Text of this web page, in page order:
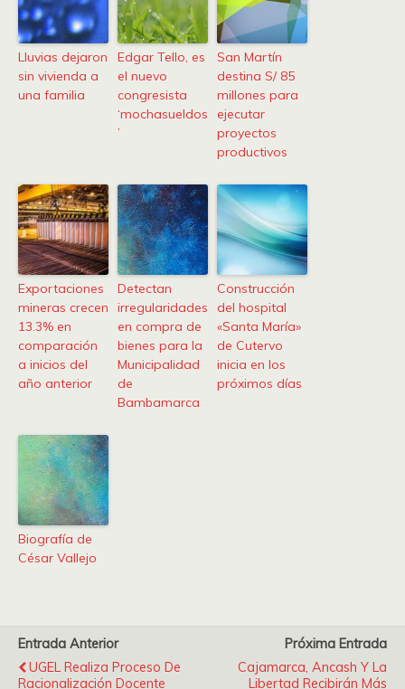
Lluvias dejaron
sin vivienda a
una familia
Edgar Tello, es
el nuevo
congresista
‘mochasueldos
’
San Martín
destina S/ 85
millones para
ejecutar
proyectos
productivos
Exportaciones
mineras crecen
13.3% en
comparación
a inicios del
año anterior
Detectan
irregularidades
en compra de
bienes para la
Municipalidad
de
Bambamarca
Construcción
del hospital
«Santa María»
de Cutervo
inicia en los
próximos días
Biografía de
César Vallejo
Entrada Anterior
UGEL Realiza Proceso De
Racionalización Docente
Próxima Entrada
Cajamarca, Ancash Y La
Libertad Recibirán Más